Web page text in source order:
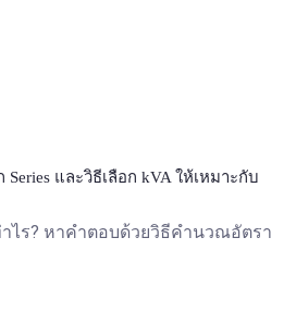
Series และวิธีเลือก kVA ให้เหมาะกับ